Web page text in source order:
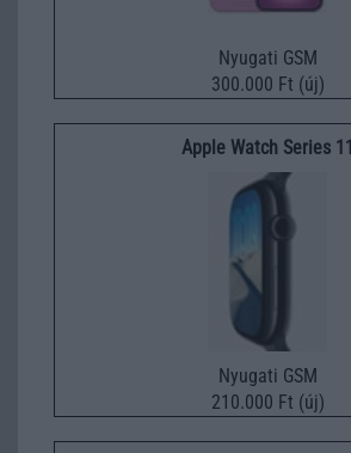
Nyugati GSM
300.000 Ft (új)
Apple Watch Series 11
Nyugati GSM
210.000 Ft (új)